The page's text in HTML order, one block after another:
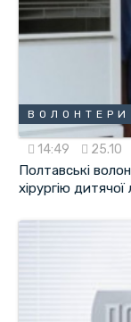
ВОЛОНТЕРИ
14:49 25.10
Полтавські
хірургію дитячої